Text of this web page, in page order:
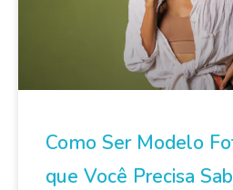
Como Ser Modelo
que Você Precisa